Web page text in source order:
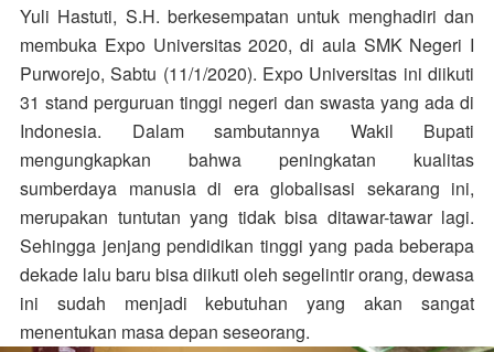
Yuli Hastuti, S.H. berkesempatan untuk menghadiri dan
membuka Expo Universitas 2020, di aula SMK Negeri I
Purworejo, Sabtu (11/1/2020). Expo Universitas ini diikuti
31 stand perguruan tinggi negeri dan swasta yang ada di
Indonesia. Dalam sambutannya Wakil Bupati
mengungkapkan bahwa peningkatan kualitas
sumberdaya manusia di era globalisasi sekarang ini,
merupakan tuntutan yang tidak bisa ditawar-tawar lagi.
Sehingga jenjang pendidikan tinggi yang pada beberapa
dekade lalu baru bisa diikuti oleh segelintir orang, dewasa
ini sudah menjadi kebutuhan yang akan sangat
menentukan masa depan seseorang.